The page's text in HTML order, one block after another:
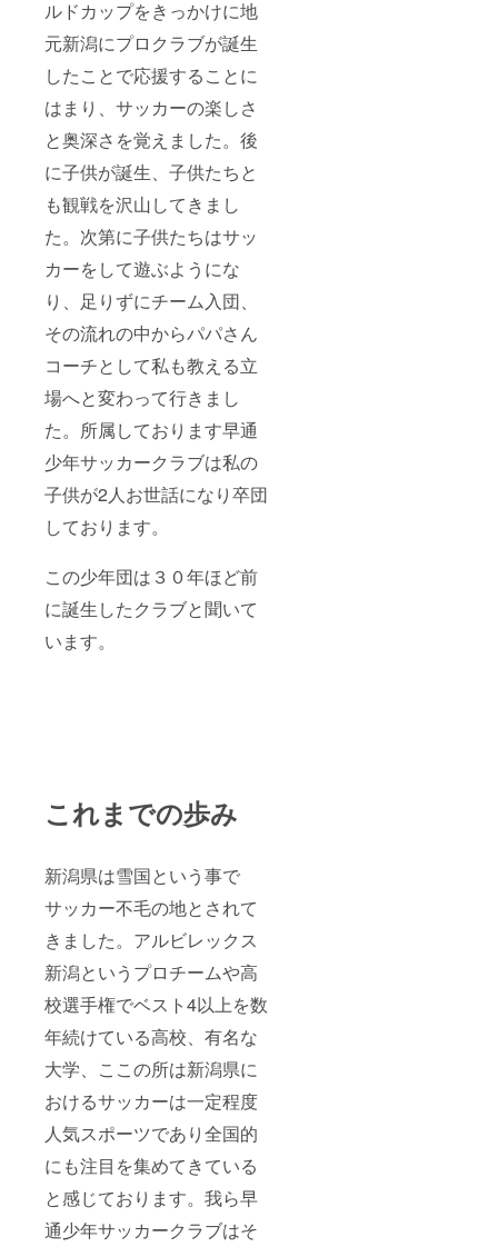
ルドカップをきっかけに地
元新潟にプロクラブが誕生
したことで応援することに
はまり、サッカーの楽しさ
と奥深さを覚えました。後
に子供が誕生、子供たちと
も観戦を沢山してきまし
た。次第に子供たちはサッ
カーをして遊ぶようにな
り、足りずにチーム入団、
その流れの中からパパさん
コーチとして私も教える立
場へと変わって行きまし
た。所属しております早通
少年サッカークラブは私の
子供が2人お世話になり卒団
しております。
この少年団は３０年ほど前
に誕生したクラブと聞いて
います。
これまでの歩み
新潟県は雪国という事で
サッカー不毛の地とされて
きました。アルビレックス
新潟というプロチームや高
校選手権でベスト4以上を数
年続けている高校、有名な
大学、ここの所は新潟県に
おけるサッカーは一定程度
人気スポーツであり全国的
にも注目を集めてきている
と感じております。我ら早
通少年サッカークラブはそ